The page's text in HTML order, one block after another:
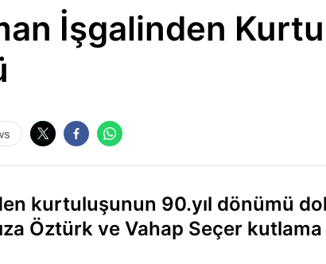
İşgalinden
kurtuluşunun 90.yıl dönümü
Öztürk ve Vahap Seçer kutlama